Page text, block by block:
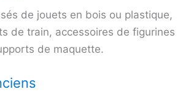
de jouets en bois ou plastique,
de train, accessoires de figurines
de maquette.